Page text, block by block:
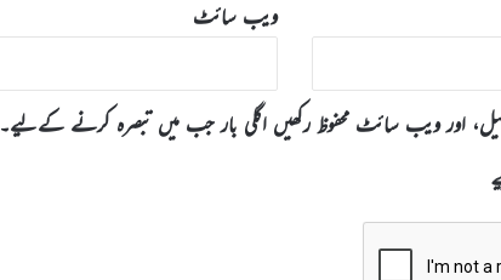
ویب‌ سائٹ
اور ویب سائٹ محفوظ رکھیں اگلی بار جب میں تبصرہ کرنے کےلیے۔